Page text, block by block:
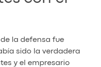
la defensa fue
sido la verdadera
y el empresario